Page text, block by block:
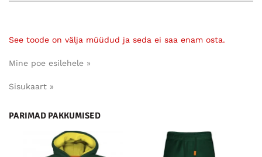
See toode on välja müüdud ja seda ei saa enam osta.
Mine poe esilehele »
Sisukaart »
PARIMAD PAKKUMISED